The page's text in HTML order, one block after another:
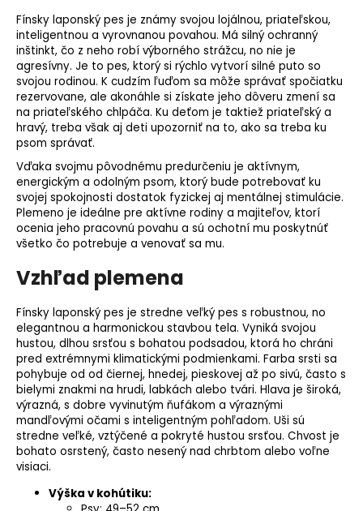
Fínsky laponský pes je známy svojou lojálnou, priateľskou,
inteligentnou a vyrovnanou povahou. Má silný ochranný
inštinkt, čo z neho robí výborného strážcu, no nie je
agresívny. Je to pes, ktorý si rýchlo vytvorí silné puto so
svojou rodinou. K cudzím ľuďom sa môže správať spočiatku
rezervovane, ale akonáhle si získate jeho dôveru zmení sa
na priateľského chlpáča. Ku deťom je taktiež priateľský a
hravý, treba však aj deti upozorniť na to, ako sa treba ku
psom správať.
Vďaka svojmu pôvodnému predurčeniu je aktívnym,
energickým a odolným psom, ktorý bude potrebovať ku
svojej spokojnosti dostatok fyzickej aj mentálnej stimulácie.
Plemeno je ideálne pre aktívne rodiny a majiteľov, ktorí
ocenia jeho pracovnú povahu a sú ochotní mu poskytnúť
všetko čo potrebuje a venovať sa mu.
Vzhľad plemena
Fínsky laponský pes je stredne veľký pes s robustnou, no
elegantnou a harmonickou stavbou tela. Vyniká svojou
hustou, dlhou srsťou s bohatou podsadou, ktorá ho chráni
pred extrémnymi klimatickými podmienkami. Farba srsti sa
pohybuje od od čiernej, hnedej, pieskovej až po sivú, často s
bielymi znakmi na hrudi, labkách alebo tvári. Hlava je široká,
výrazná, s dobre vyvinutým ňufákom a výraznými
mandľovými očami s inteligentným pohľadom. Uši sú
stredne veľké, vztýčené a pokryté hustou srsťou. Chvost je
bohato osrstený, často nesený nad chrbtom alebo voľne
visiaci.
Výška v kohútiku: